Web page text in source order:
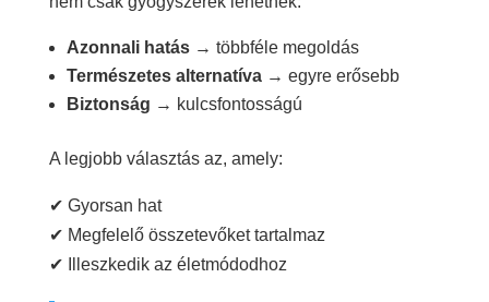
Azonnali hatás→ többféle megoldás
Természetes alternatíva→ egyre erősebb
Biztonság → kulcsfontosságú
A legjobb választás az, amely:
✔ Gyorsan hat
✔ Megfelelő összetevőket tartalmaz
✔ Illeszkedik az életmódodhoz